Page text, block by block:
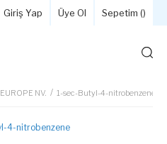
Giriş Yap Üye Ol Sepetim ()
NV. 1-sec-Butyl-4-nitrobenzene